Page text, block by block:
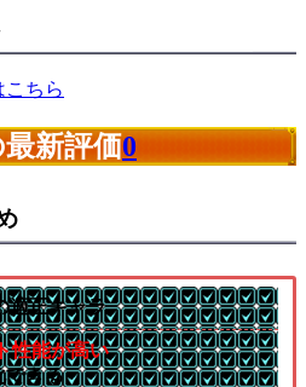
ちら
新評価0
適正キャラ
性能が高い
できる